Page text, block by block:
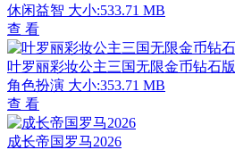
休闲益智 大小:533.71 MB
查 看
叶罗丽彩妆公主三国无限金币钻石版
角色扮演 大小:353.71 MB
查 看
成长帝国罗马2026